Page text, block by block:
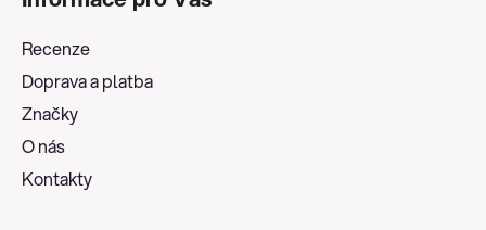
Recenze
Doprava a platba
Značky
O nás
Kontakty